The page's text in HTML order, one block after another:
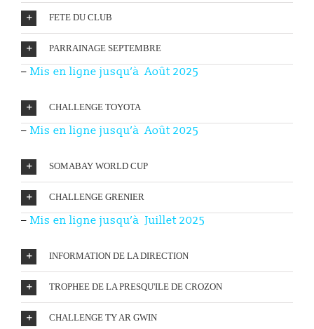
FETE DU CLUB
PARRAINAGE SEPTEMBRE
– Mis en ligne jusqu’à Août 2025
CHALLENGE TOYOTA
– Mis en ligne jusqu’à Août 2025
SOMABAY WORLD CUP
CHALLENGE GRENIER
– Mis en ligne jusqu’à Juillet 2025
INFORMATION DE LA DIRECTION
TROPHEE DE LA PRESQU'ILE DE CROZON
CHALLENGE TY AR GWIN